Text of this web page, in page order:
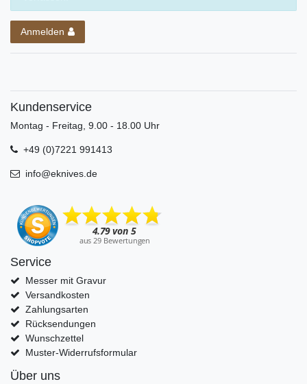
Anmelden
Kundenservice
Montag - Freitag, 9.00 - 18.00 Uhr
+49 (0)7221 991413
info@eknives.de
Service
Messer mit Gravur
Versandkosten
Zahlungsarten
Rücksendungen
Wunschzettel
Muster-Widerrufsformular
Über uns